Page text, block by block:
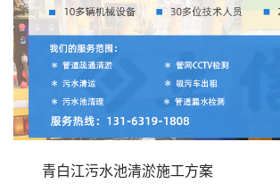
青白江污水池清淤施工方案